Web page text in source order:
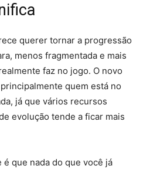
querer tornar a progressão
menos fragmentada e mais
faz no jogo. O novo
quem está no
já que vários recursos
evolução tende a ficar mais
que nada do que você já